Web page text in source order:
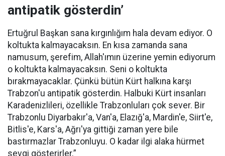
antipatik gösterdin’
Ertuğrul Başkan sana kırgınlığım hala devam ediyor. O
koltukta kalmayacaksın. En kısa zamanda sana
namusum, şerefim, Allah'ımın üzerine yemin ediyorum
o koltukta kalmayacaksın. Seni o koltukta
bırakmayacaklar. Çünkü bütün Kürt halkına karşı
Trabzon'u antipatik gösterdin. Halbuki Kürt insanları
Karadenizlileri, özellikle Trabzonluları çok sever. Bir
Trabzonlu Diyarbakır'a, Van'a, Elazığ'a, Mardin'e, Siirt'e,
Bitlis'e, Kars'a, Ağrı'ya gittiği zaman yere bile
bastırmazlar Trabzonluyu. O kadar ilgi alaka hürmet
sevgi gösterirler.”